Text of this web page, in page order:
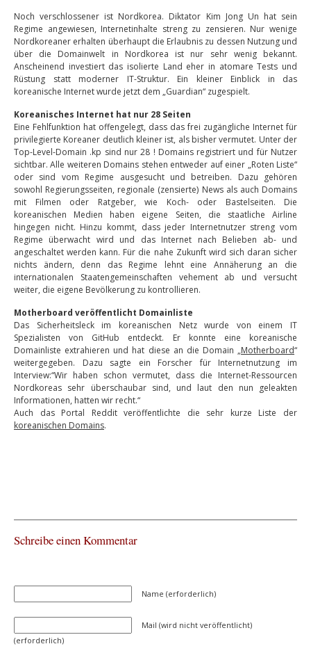
Noch verschlossener ist Nordkorea. Diktator Kim Jong Un hat sein
Regime angewiesen, Internetinhalte streng zu zensieren. Nur wenige
Nordkoreaner erhalten überhaupt die Erlaubnis zu dessen Nutzung und
über die Domainwelt in Nordkorea ist nur sehr wenig bekannt.
Anscheinend investiert das isolierte Land eher in atomare Tests und
Rüstung statt moderner IT-Struktur. Ein kleiner Einblick in das
koreanische Internet wurde jetzt dem „Guardian“ zugespielt.
Koreanisches Internet hat nur 28 Seiten
Eine Fehlfunktion hat offengelegt, dass das frei zugängliche Internet für
privilegierte Koreaner deutlich kleiner ist, als bisher vermutet. Unter der
Top-Level-Domain .kp sind nur 28 ! Domains registriert und für Nutzer
sichtbar. Alle weiteren Domains stehen entweder auf einer „Roten Liste“
oder sind vom Regime ausgesucht und betreiben. Dazu gehören
sowohl Regierungsseiten, regionale (zensierte) News als auch Domains
mit Filmen oder Ratgeber, wie Koch- oder Bastelseiten. Die
koreanischen Medien haben eigene Seiten, die staatliche Airline
hingegen nicht. Hinzu kommt, dass jeder Internetnutzer streng vom
Regime überwacht wird und das Internet nach Belieben ab- und
angeschaltet werden kann. Für die nahe Zukunft wird sich daran sicher
nichts ändern, denn das Regime lehnt eine Annäherung an die
internationalen Staatengemeinschaften vehement ab und versucht
weiter, die eigene Bevölkerung zu kontrollieren.
Motherboard veröffentlicht Domainliste
Das Sicherheitsleck im koreanischen Netz wurde von einem IT
Spezialisten von GitHub entdeckt. Er konnte eine koreanische
Domainliste extrahieren und hat diese an die Domain „Motherboard“
weitergegeben. Dazu sagte ein Forscher für Internetnutzung im
Interview:“Wir haben schon vermutet, dass die Internet-Ressourcen
Nordkoreas sehr überschaubar sind, und laut den nun geleakten
Informationen, hatten wir recht.“
Auch das Portal Reddit veröffentlichte die sehr kurze Liste der
koreanischen Domains.
Schreibe einen Kommentar
Name (erforderlich)
Mail (wird nicht veröffentlicht)
(erforderlich)